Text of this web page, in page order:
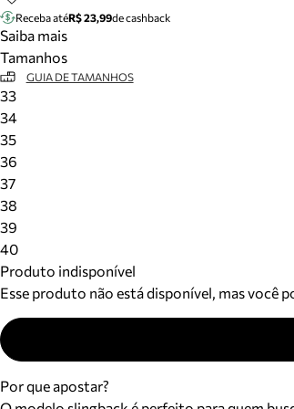
Receba atéR$ 23,99de cashback
Saiba mais
Tamanhos
GUIA DE TAMANHOS
33
34
35
36
37
38
39
40
Produto indisponível
Esse produto não está disponível, mas você
Por que apostar?